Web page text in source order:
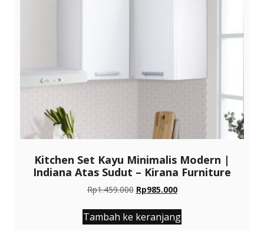
Kitchen Set Kayu Minimalis Modern |
Indiana Atas Sudut – Kirana Furniture
Rp1.459.000 Harga
adalah:
Rp1.459.000.
Rp985.000Harga
ini
adalah:
Tambah ke keranjang